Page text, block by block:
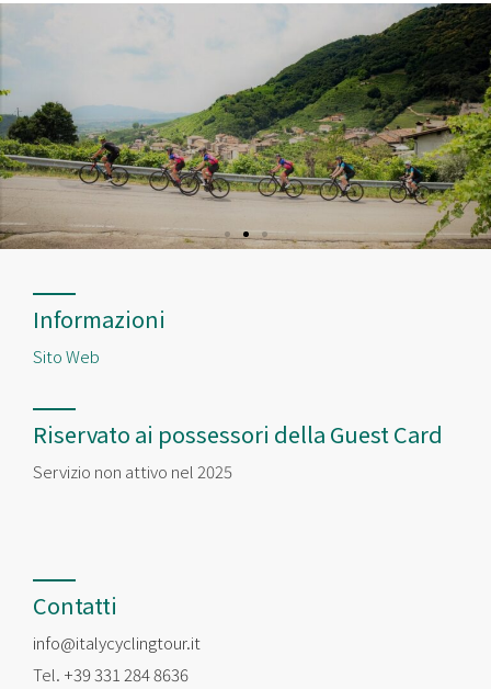
Informazioni
Sito Web
Riservato ai possessori della Guest Card
Servizio non attivo nel 2025
Contatti
info@italycyclingtour.it
Tel. +39 331 284 8636